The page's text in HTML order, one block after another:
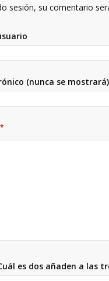
sesión, su comentario
(nunca se mostrará)
*
es dos añaden a las